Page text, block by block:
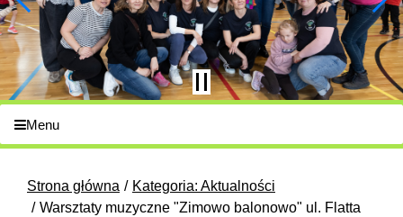
Menu
Strona główna
Kategoria: Aktualności
Warsztaty muzyczne "Zimowo balonowo" ul. Flatta